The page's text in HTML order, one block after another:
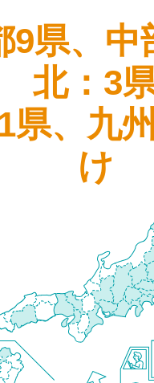
9県、
北：3
県、九
け